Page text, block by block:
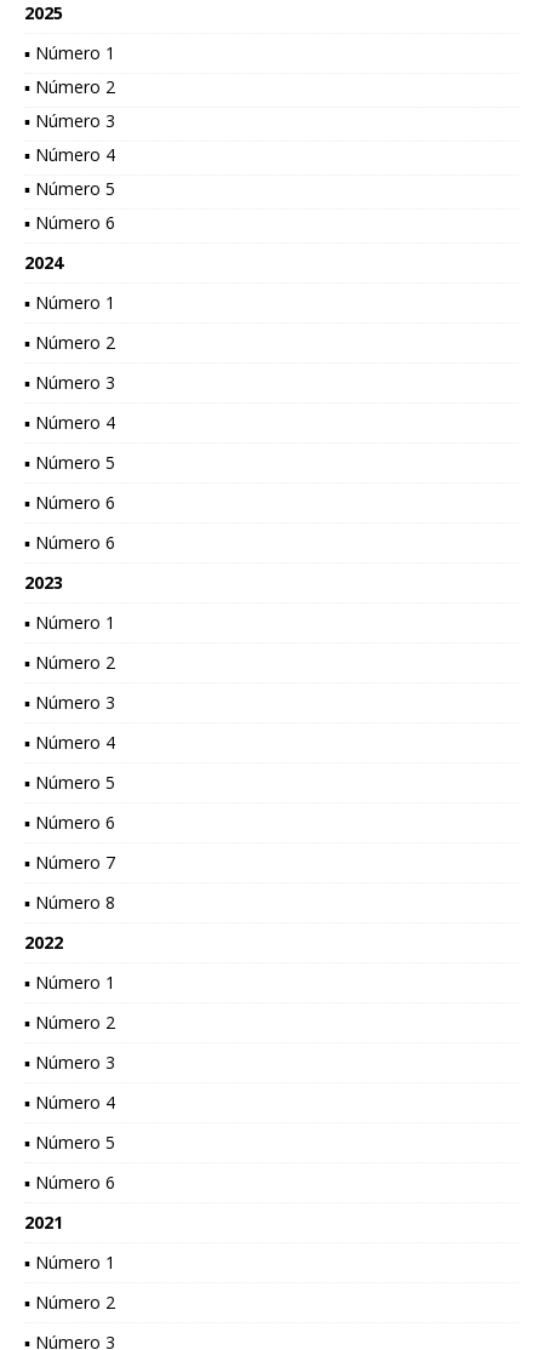
2025
▪ Número 1
▪ Número 2
▪ Número 3
▪ Número 4
▪ Número 5
▪ Número 6
2024
▪ Número 1
▪ Número 2
▪ Número 3
▪ Número 4
▪ Número 5
▪ Número 6
▪ Número 6
2023
▪ Número 1
▪ Número 2
▪ Número 3
▪ Número 4
▪ Número 5
▪ Número 6
▪ Número 7
▪ Número 8
2022
▪ Número 1
▪ Número 2
▪ Número 3
▪ Número 4
▪ Número 5
▪ Número 6
2021
▪ Número 1
▪ Número 2
▪ Número 3